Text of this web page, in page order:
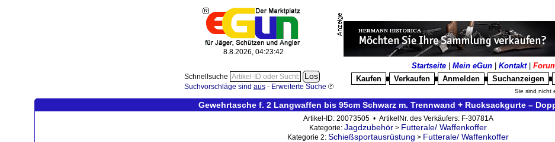
8.8.2026, 04:23:43
Schnellsuche
Suchvorschläge sind aus- Erweiterte Suche
Startseite Mein eGun Kontakt|
Kaufen
Verkaufen Anmelden Suchanzeigen
Sie sind nicht
Gewehrtasche f. 2 Langwaffen bis 95cm Schwarz m. Trennwand + Rucksackgurte –
Artikel-ID: 20073505 • ArtikelNr. des Verkäufers: F-30781A
Kategorie: Jagdzubehör > Futterale/ Waffenkoffer
Kategorie 2: Schießsportausrüstung > Futterale/ Waffenkoffer